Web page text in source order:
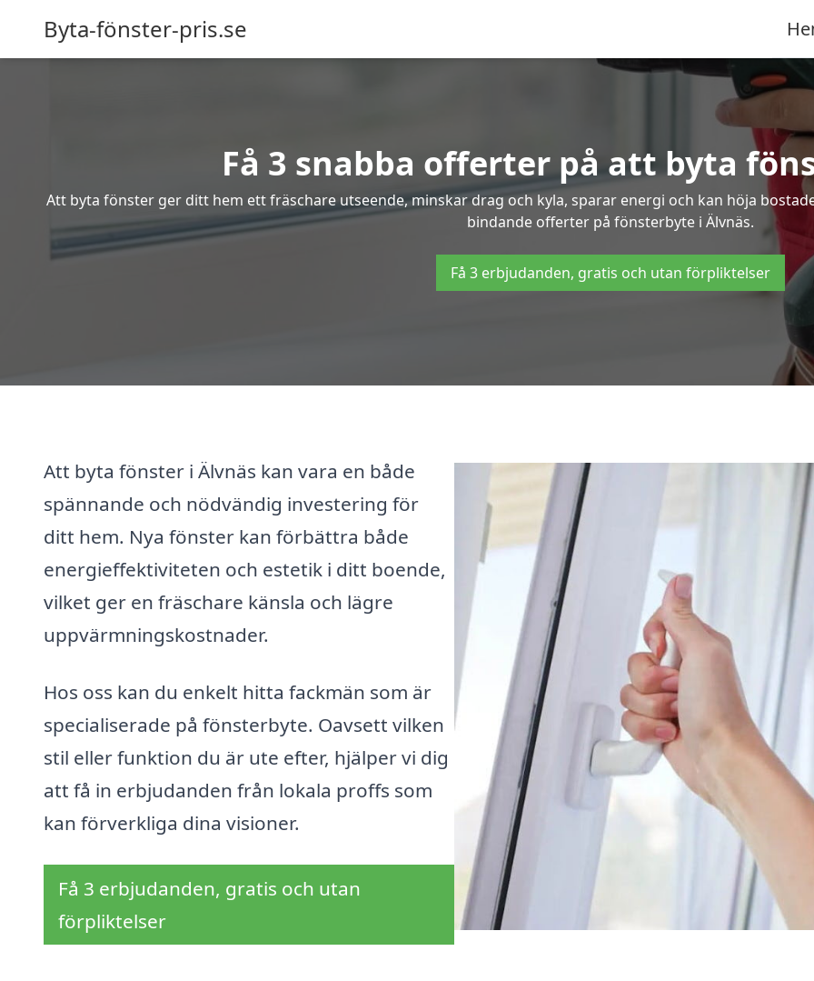
Byta-fönster-pris.se
Få 3 snabba offerter på att byta
Att byta fönster ger ditt hem ett fräschare utseende, minskar drag och kyla, sparar energi och kan höja
bindande offerter på fönsterbyte i Älvnäs.
Få 3 erbjudanden, gratis och utan förpliktelser
Att byta fönster i Älvnäs kan vara en både
spännande och nödvändig investering för
ditt hem. Nya fönster kan förbättra både
energieffektiviteten och estetik i ditt boende,
vilket ger en fräschare känsla och lägre
uppvärmningskostnader.
Hos oss kan du enkelt hitta fackmän som är
specialiserade på fönsterbyte. Oavsett vilken
stil eller funktion du är ute efter, hjälper vi dig
att få in erbjudanden från lokala proffs som
kan förverkliga dina visioner.
Få 3 erbjudanden, gratis och utan
förpliktelser